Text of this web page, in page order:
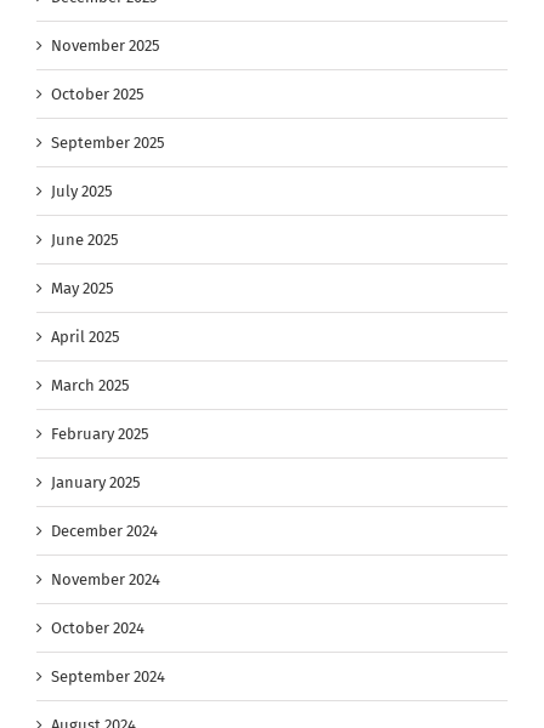
November 2025
October 2025
September 2025
July 2025
June 2025
May 2025
April 2025
March 2025
February 2025
January 2025
December 2024
November 2024
October 2024
September 2024